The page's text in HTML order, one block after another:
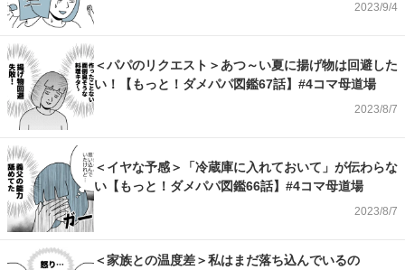
2023/9/4
＜パパのリクエスト＞あつ～い夏に揚げ物は回避した
い！【もっと！ダメパパ図鑑67話】#4コマ母道場
2023/8/7
＜イヤな予感＞「冷蔵庫に入れておいて」が伝わらな
い【もっと！ダメパパ図鑑66話】#4コマ母道場
2023/8/7
＜家族との温度差＞私はまだ落ち込んでいるの